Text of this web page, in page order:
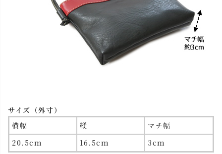
サイズ（外寸）
横幅
縦
マチ幅
20.5cm
16.5cm 3cm